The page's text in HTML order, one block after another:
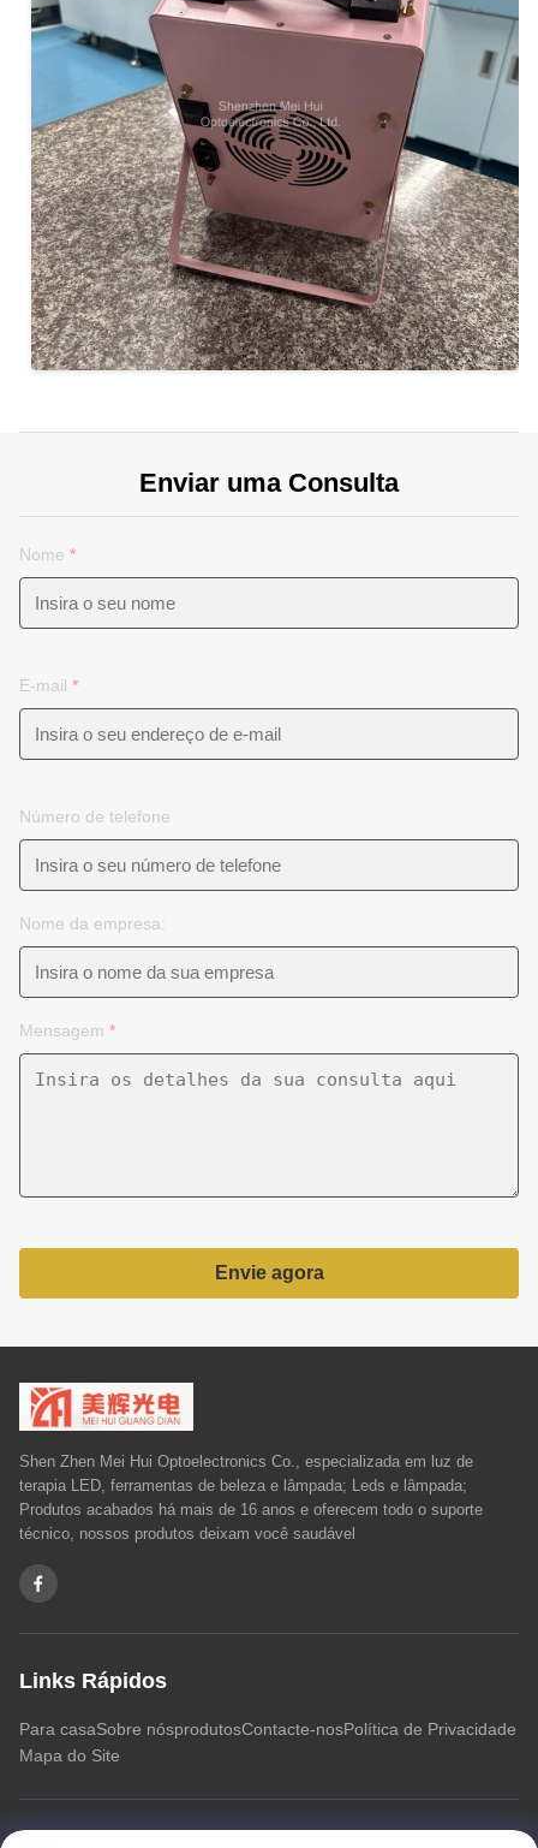
Enviar uma Consulta
Nome *
E-mail *
Número de telefone
Nome da empresa:
Mensagem *
Envie agora
Shen Zhen Mei Hui Optoelectronics Co., especializada em luz de
terapia LED, ferramentas de beleza e lâmpada; Leds e lâmpada;
Produtos acabados há mais de 16 anos e oferecem todo o suporte
técnico, nossos produtos deixam você saudável
Links Rápidos
Para casaSobre nósprodutosContacte-nosPolítica de Privacidade
Mapa do Site